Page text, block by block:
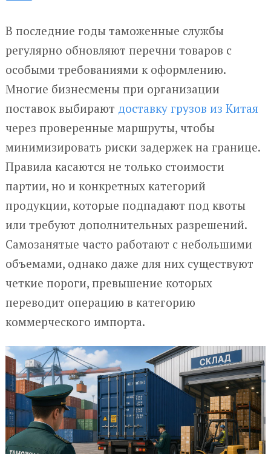
В последние годы таможенные службы
регулярно обновляют перечни товаров с
особыми требованиями к оформлению.
Многие бизнесмены при организации
поставок выбирают доставку грузов из Китая
через проверенные маршруты, чтобы
минимизировать риски задержек на границе.
Правила касаются не только стоимости
партии, но и конкретных категорий
продукции, которые подпадают под квоты
или требуют дополнительных разрешений.
Самозанятые часто работают с небольшими
объемами, однако даже для них существуют
четкие пороги, превышение которых
переводит операцию в категорию
коммерческого импорта.